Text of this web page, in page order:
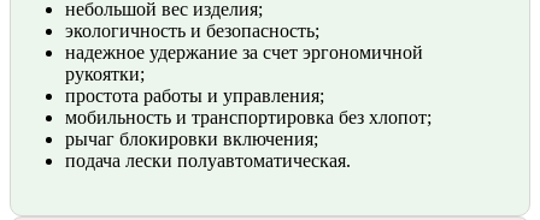
небольшой вес изделия;
экологичность и безопасность;
надежное удержание за счет эргономичной
рукоятки;
простота работы и управления;
мобильность и транспортировка без хлопот;
рычаг блокировки включения;
подача лески полуавтоматическая.